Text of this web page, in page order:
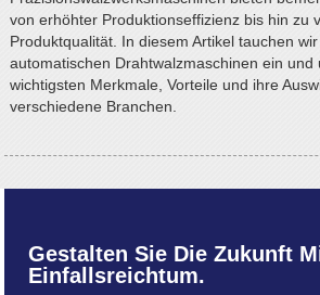
von erhöhter Produktionseffizienz bis hin zu
Produktqualität. In diesem Artikel tauchen
automatischen Drahtwalzmaschinen ein und
wichtigsten Merkmale, Vorteile und ihre
verschiedene Branchen.
Gestalten Sie Die Zukunft
Einfallsreichtum.